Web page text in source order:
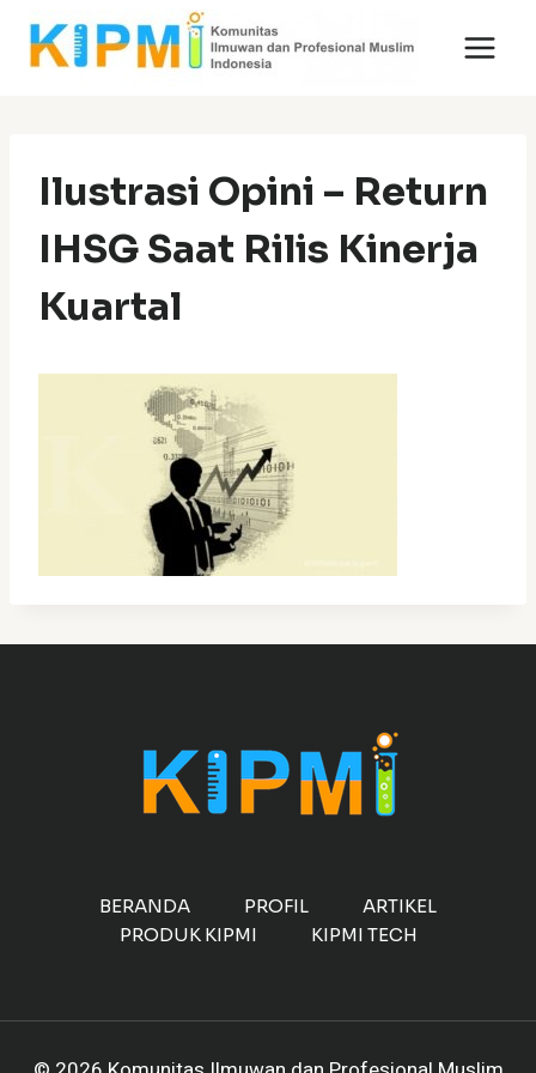
Skip
Ilustrasi Opini – Return
IHSG Saat Rilis Kinerja
Kuartal
BERANDA PROFIL
ARTIKEL
PRODUK KIPMI
KIPMI TECH